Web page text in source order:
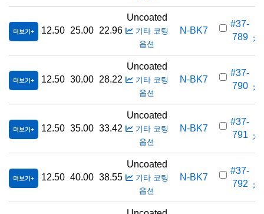
더보기 12.50 25.00 22.96
Uncoated
기타 코팅
옵션
N-BK7
#37-
789 가
더보기 12.50 30.00 28.22
Uncoated
기타 코팅
옵션
N-BK7
#37-
790 가
더보기 12.50 35.00 33.42
Uncoated
기타 코팅
옵션
N-BK7
#37-
791 가
더보기 12.50 40.00 38.55
Uncoated
기타 코팅
옵션
N-BK7
#37-
792 가